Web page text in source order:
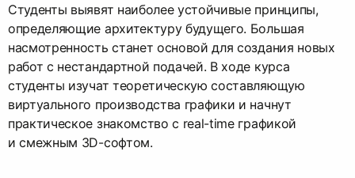
Студенты выявят наиболее устойчивые принципы,
определяющие архитектуру будущего. Большая
насмотренность станет основой для создания новых
работ с нестандартной подачей. В ходе курса
студенты изучат теоретическую составляющую
виртуального производства графики и начнут
практическое знакомство с real-time графикой
и смежным 3D-софтом.